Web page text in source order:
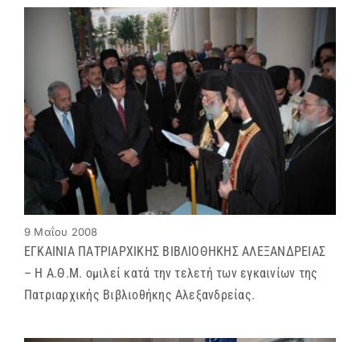
9 Μαΐου 2008
ΕΓΚΑΙΝΙΑ ΠΑΤΡΙΑΡΧΙΚΗΣ ΒΙΒΛΙΟΘΗΚΗΣ ΑΛΕΞΑΝΔΡΕΙΑΣ
– Η Α.Θ.Μ. ομιλεί κατά την τελετή των εγκαινίων της
Πατριαρχικής Βιβλιοθήκης Αλεξανδρείας.